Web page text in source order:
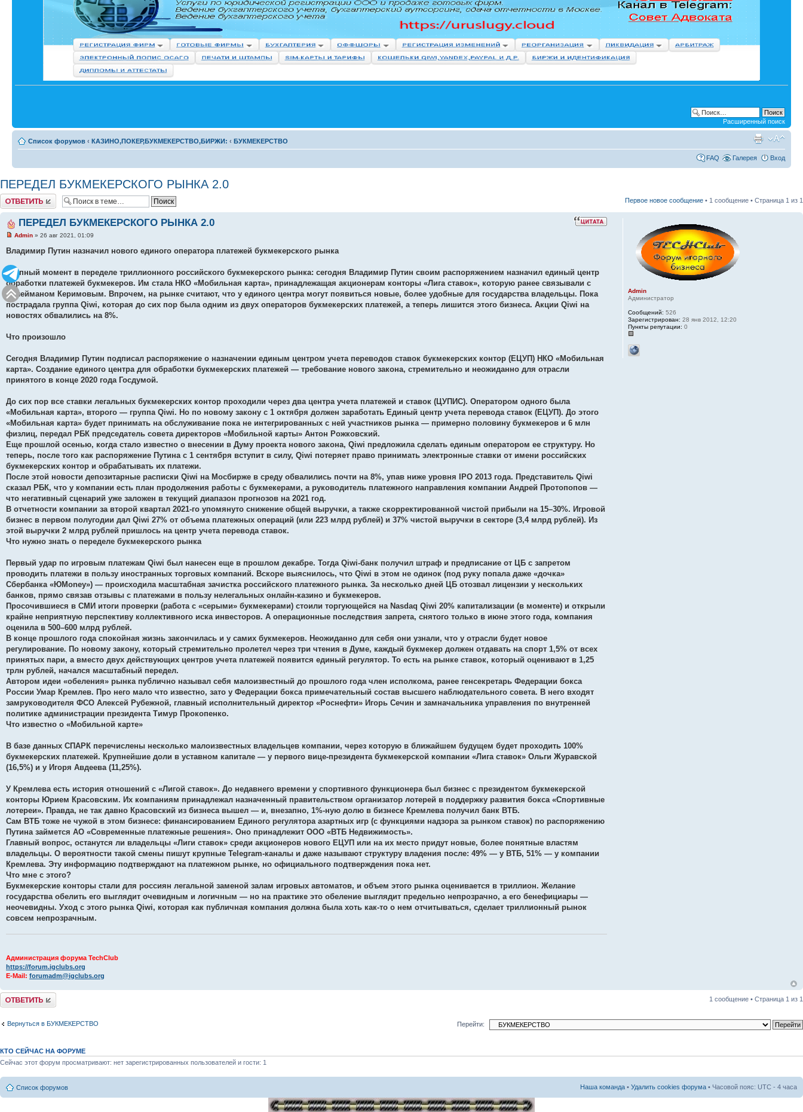
Расширенный поиск
Список форумов ‹ КАЗИНО,ПОКЕР,БУКМЕКЕРСТВО,БИРЖИ: ‹ БУКМЕКЕРСТВО
FAQ Галерея Вход
ПЕРЕДЕЛ БУКМЕКЕРСКОГО РЫНКА 2.0
Комментировать Первое новое сообщение • 1 сообщение • Страница 1 из 1
ПЕРЕДЕЛ БУКМЕКЕРСКОГО РЫНКА 2.0
Admin » 26 авг 2021, 01:09
Владимир Путин назначил нового единого оператора платежей букмекерского рынка
Этапный момент в переделе триллионного российского букмекерского рынка: сегодня Владимир Путин своим распоряжением назначил единый центр
обработки платежей букмекеров. Им стала НКО «Мобильная карта», принадлежащая акционерам конторы «Лига ставок», которую ранее связывали с
Сулейманом Керимовым. Впрочем, на рынке считают, что у единого центра могут появиться новые, более удобные для государства владельцы. Пока
пострадала группа Qiwi, которая до сих пор была одним из двух операторов букмекерских платежей, а теперь лишится этого бизнеса. Акции Qiwi на
новостях обвалились на 8%.
Что произошло
Сегодня Владимир Путин подписал распоряжение о назначении единым центром учета переводов ставок букмекерских контор (ЕЦУП) НКО «Мобильная
карта». Создание единого центра для обработки букмекерских платежей — требование нового закона, стремительно и неожиданно для отрасли
принятого в конце 2020 года Госдумой.
До сих пор все ставки легальных букмекерских контор проходили через два центра учета платежей и ставок (ЦУПИС). Оператором одного была
«Мобильная карта», второго — группа Qiwi. Но по новому закону с 1 октября должен заработать Единый центр учета перевода ставок (ЕЦУП). До этого
«Мобильная карта» будет принимать на обслуживание пока не интегрированных с ней участников рынка — примерно половину букмекеров и 6 млн
физлиц, передал РБК председатель совета директоров «Мобильной карты» Антон Рожковский.
Еще прошлой осенью, когда стало известно о внесении в Думу проекта нового закона, Qiwi предложила сделать единым оператором ее структуру. Но
теперь, после того как распоряжение Путина с 1 сентября вступит в силу, Qiwi потеряет право принимать электронные ставки от имени российских
букмекерских контор и обрабатывать их платежи.
После этой новости депозитарные расписки Qiwi на Мосбирже в среду обвалились почти на 8%, упав ниже уровня IPO 2013 года. Представитель Qiwi
сказал РБК, что у компании есть план продолжения работы с букмекерами, а руководитель платежного направления компании Андрей Протопопов —
что негативный сценарий уже заложен в текущий диапазон прогнозов на 2021 год.
В отчетности компании за второй квартал 2021-го упомянуто снижение общей выручки, а также скорректированной чистой прибыли на 15–30%. Игровой
бизнес в первом полугодии дал Qiwi 27% от объема платежных операций (или 223 млрд рублей) и 37% чистой выручки в секторе (3,4 млрд рублей). Из
этой выручки 2 млрд рублей пришлось на центр учета перевода ставок.
Что нужно знать о переделе букмекерского рынка
Первый удар по игровым платежам Qiwi был нанесен еще в прошлом декабре. Тогда Qiwi-банк получил штраф и предписание от ЦБ с запретом
проводить платежи в пользу иностранных торговых компаний. Вскоре выяснилось, что Qiwi в этом не одинок (под руку попала даже «дочка»
Сбербанка «ЮMoney») — происходила масштабная зачистка российского платежного рынка. За несколько дней ЦБ отозвал лицензии у нескольких
банков, прямо связав отзывы с платежами в пользу нелегальных онлайн-казино и букмекеров.
Просочившиеся в СМИ итоги проверки (работа с «серыми» букмекерами) стоили торгующейся на Nasdaq Qiwi 20% капитализации (в моменте) и открыли
крайне неприятную перспективу коллективного иска инвесторов. А операционные последствия запрета, снятого только в июне этого года, компания
оценила в 500–600 млрд рублей.
В конце прошлого года спокойная жизнь закончилась и у самих букмекеров. Неожиданно для себя они узнали, что у отрасли будет новое
регулирование. По новому закону, который стремительно пролетел через три чтения в Думе, каждый букмекер должен отдавать на спорт 1,5% от всех
принятых пари, а вместо двух действующих центров учета платежей появится единый регулятор. То есть на рынке ставок, который оценивают в 1,25
трлн рублей, начался масштабный передел.
Автором идеи «обеления» рынка публично называл себя малоизвестный до прошлого года член исполкома, ранее генсекретарь Федерации бокса
России Умар Кремлев. Про него мало что известно, зато у Федерации бокса примечательный состав высшего наблюдательного совета. В него входят
замруководителя ФСО Алексей Рубежной, главный исполнительный директор «Роснефти» Игорь Сечин и замначальника управления по внутренней
политике администрации президента Тимур Прокопенко.
Что известно о «Мобильной карте»
В базе данных СПАРК перечислены несколько малоизвестных владельцев компании, через которую в ближайшем будущем будет проходить 100%
букмекерских платежей. Крупнейшие доли в уставном капитале — у первого вице-президента букмекерской компании «Лига ставок» Ольги Журавской
(16,5%) и у Игоря Авдеева (11,25%).
У Кремлева есть история отношений с «Лигой ставок». До недавнего времени у спортивного функционера был бизнес с президентом букмекерской
конторы Юрием Красовским. Их компаниям принадлежал назначенный правительством организатор лотерей в поддержку развития бокса «Спортивные
лотереи». Правда, не так давно Красовский из бизнеса вышел — и, внезапно, 1%-ную долю в бизнесе Кремлева получил банк ВТБ.
Сам ВТБ тоже не чужой в этом бизнесе: финансированием Единого регулятора азартных игр (с функциями надзора за рынком ставок) по распоряжению
Путина займется АО «Современные платежные решения». Оно принадлежит ООО «ВТБ Недвижимость».
Главный вопрос, останутся ли владельцы «Лиги ставок» среди акционеров нового ЕЦУП или на их место придут новые, более понятные властям
владельцы. О вероятности такой смены пишут крупные Telegram-каналы и даже называют структуру владения после: 49% — у ВТБ, 51% — у компании
Кремлева. Эту информацию подтверждают на платежном рынке, но официального подтверждения пока нет.
Что мне с этого?
Букмекерские конторы стали для россиян легальной заменой залам игровых автоматов, и объем этого рынка оценивается в триллион. Желание
государства обелить его выглядит очевидным и логичным — но на практике это обеление выглядит предельно непрозрачно, а его бенефициары —
неочевидны. Уход с этого рынка Qiwi, которая как публичная компания должна была хоть как-то о нем отчитываться, сделает триллионный рынок
совсем непрозрачным.
Администрация форума TechClub
https://forum.igclubs.org
E-Mail: forumadm@igclubs.org
Admin
Администратор
Сообщений: 526
Зарегистрирован: 28 янв 2012, 12:20
Пункты репутации: 0
Комментировать 1 сообщение • Страница 1 из 1
Вернуться в БУКМЕКЕРСТВО Перейти:
КТО СЕЙЧАС НА ФОРУМЕ
Сейчас этот форум просматривают: нет зарегистрированных пользователей и гости: 1
Список форумов Наша команда • Удалить cookies форума • Часовой пояс: UTC - 4 часа